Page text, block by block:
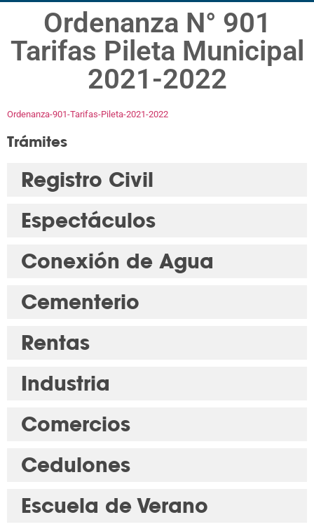
Ordenanza N° 901
Tarifas Pileta Municipal
2021-2022
Ordenanza-901-Tarifas-Pileta-2021-2022
Trámites
Registro Civil
Espectáculos
Conexión de Agua
Cementerio
Rentas
Industria
Comercios
Cedulones
Escuela de Verano